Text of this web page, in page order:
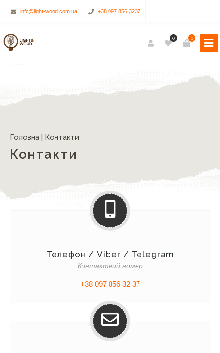
info@light-wood.com.ua +38 097 856 3237
0
0
Головна | Контакти
Контакти
Телефон / Viber / Telegram
Контактний номер
+38 097 856 32 37